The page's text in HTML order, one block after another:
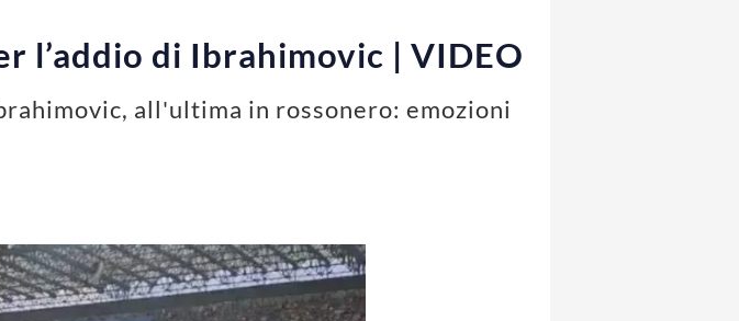
l’addio di Ibrahimovic | VIDEO
all'ultima in rossonero: emozioni